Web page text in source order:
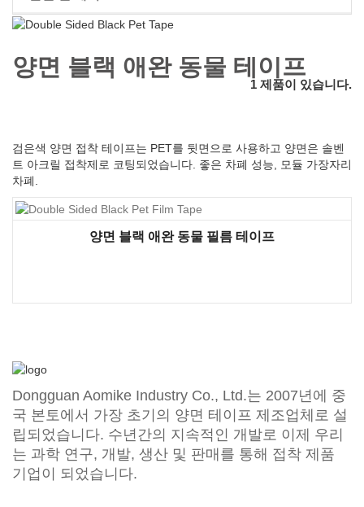
양면 블랙 애완 동물 테이프
1 제품이 있습니다.
검은색 양면 접착 테이프는 PET를 뒷면으로 사용하고 양면은 솔벤
트 아크릴 접착제로 코팅되었습니다. 좋은 차폐 성능, 모듈 가장자리
차폐.
양면 블랙 애완 동물 필름 테이프
Dongguan Aomike Industry Co., Ltd.는 2007년에 중
국 본토에서 가장 초기의 양면 테이프 제조업체로 설
립되었습니다. 수년간의 지속적인 개발로 이제 우리
는 과학 연구, 개발, 생산 및 판매를 통해 접착 제품
기업이 되었습니다.